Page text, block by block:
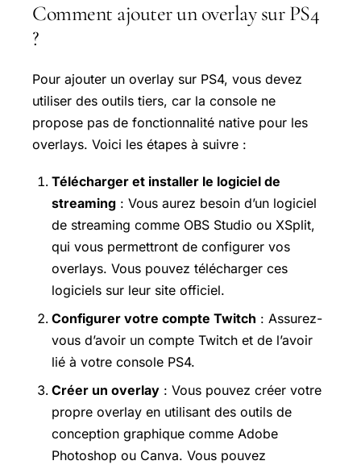
Comment ajouter un overlay sur PS4
?
Pour ajouter un overlay sur PS4, vous devez
utiliser des outils tiers, car la console ne
propose pas de fonctionnalité native pour les
overlays. Voici les étapes à suivre :
Télécharger et installer le logiciel de
streaming : Vous aurez besoin d’un logiciel
de streaming comme OBS Studio ou XSplit,
qui vous permettront de configurer vos
overlays. Vous pouvez télécharger ces
logiciels sur leur site officiel.
Configurer votre compte Twitch : Assurez-
vous d’avoir un compte Twitch et de l’avoir
lié à votre console PS4.
Créer un overlay : Vous pouvez créer votre
propre overlay en utilisant des outils de
conception graphique comme Adobe
Photoshop ou Canva. Vous pouvez